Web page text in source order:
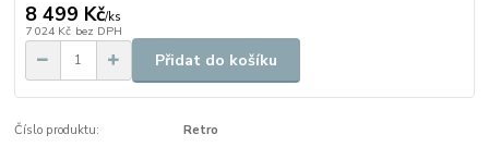
8 499 Kč/ks
7 024 Kč bez DPH
Přidat do košíku
Číslo produktu: Retro